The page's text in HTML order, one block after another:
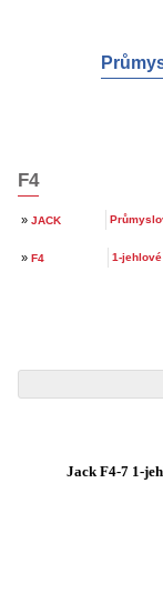
F4
» JACK
» F4 1-
Jack F4-7 1-